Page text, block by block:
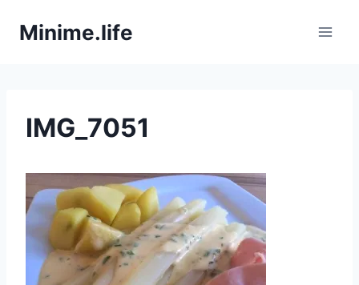
InhaltMinime.life
IMG_7051